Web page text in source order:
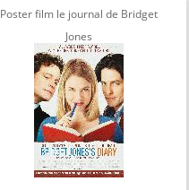
Poster film le journal de Bridget
Jones